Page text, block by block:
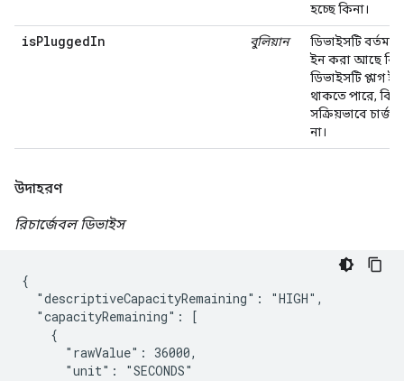
হচ্ছে কিনা।
isPluggedIn বুলিয়ান
ডিভাইসটি
ইন করা আছে
ডিভাইসটি প্লাগ
থাকতে পারে, কিন্তু
সক্রিয়ভাবে চার্জ
না।
উদাহরণ
রিচার্জেবল ডিভাইস
{
  "descriptiveCapacityRemaining": "HIGH",
  "capacityRemaining": [
    {
      "rawValue": 36000,
      "unit": "SECONDS"